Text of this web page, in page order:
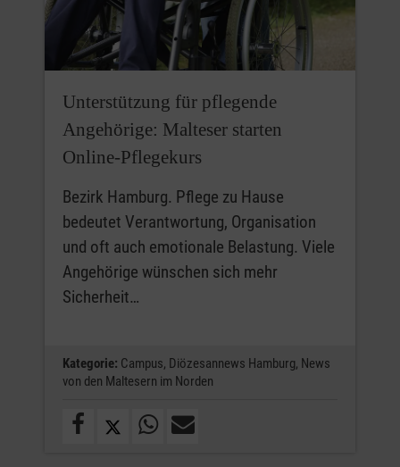
Unterstützung für pflegende
Angehörige: Malteser starten
Online‑Pflegekurs
Bezirk Hamburg. Pflege zu Hause
bedeutet Verantwortung, Organisation
und oft auch emotionale Belastung. Viele
Angehörige wünschen sich mehr
Sicherheit…
Kategorie: Campus, Diözesannews Hamburg, News
von den Maltesern im Norden